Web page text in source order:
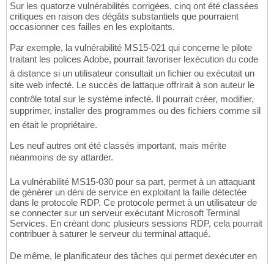
Sur les quatorze vulnérabilités corrigées, cinq ont été classées
critiques en raison des dégâts substantiels que pourraient
occasionner ces failles en les exploitants.
Par exemple, la vulnérabilité MS15-021 qui concerne le pilote
traitant les polices Adobe, pourrait favoriser lexécution du code
à distance si un utilisateur consultait un fichier ou exécutait un
site web infecté. Le succès de lattaque offrirait à son auteur le
contrôle total sur le système infecté. Il pourrait créer, modifier,
supprimer, installer des programmes ou des fichiers comme sil
en était le propriétaire.
Les neuf autres ont été classés important, mais mérite
néanmoins de sy attarder.
La vulnérabilité MS15-030 pour sa part, permet à un attaquant
de générer un déni de service en exploitant la faille détectée
dans le protocole RDP. Ce protocole permet à un utilisateur de
se connecter sur un serveur exécutant Microsoft Terminal
Services. En créant donc plusieurs sessions RDP, cela pourrait
contribuer à saturer le serveur du terminal attaqué.
De même, le planificateur des tâches qui permet dexécuter en